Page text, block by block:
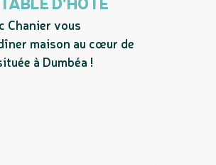
Chanier vous
maison au cœur de
à Dumbéa !